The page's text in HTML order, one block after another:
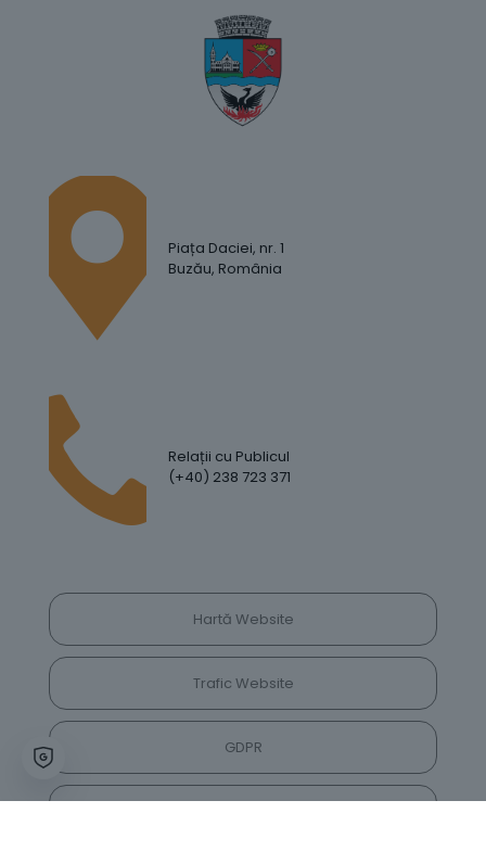
Piața Daciei, nr. 1
Buzău, România
Relații cu Publicul
(+40) 238 723 371
Hartă Website
Trafic Website
GDPR